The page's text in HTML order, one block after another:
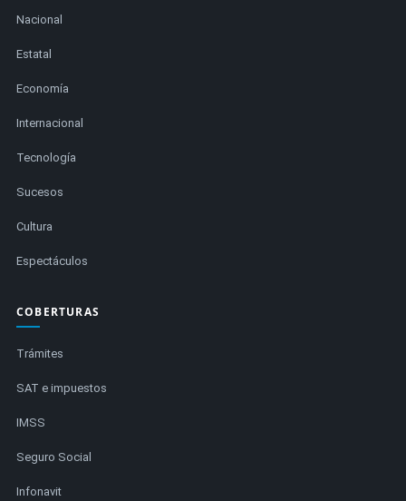
Nacional
Estatal
Economía
Internacional
Tecnología
Sucesos
Cultura
Espectáculos
COBERTURAS
Trámites
SAT e impuestos
IMSS
Seguro Social
Infonavit